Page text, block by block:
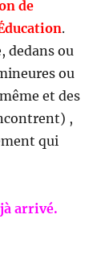
de
.
dedans ou
ou
et des
,
qui
arrivé.